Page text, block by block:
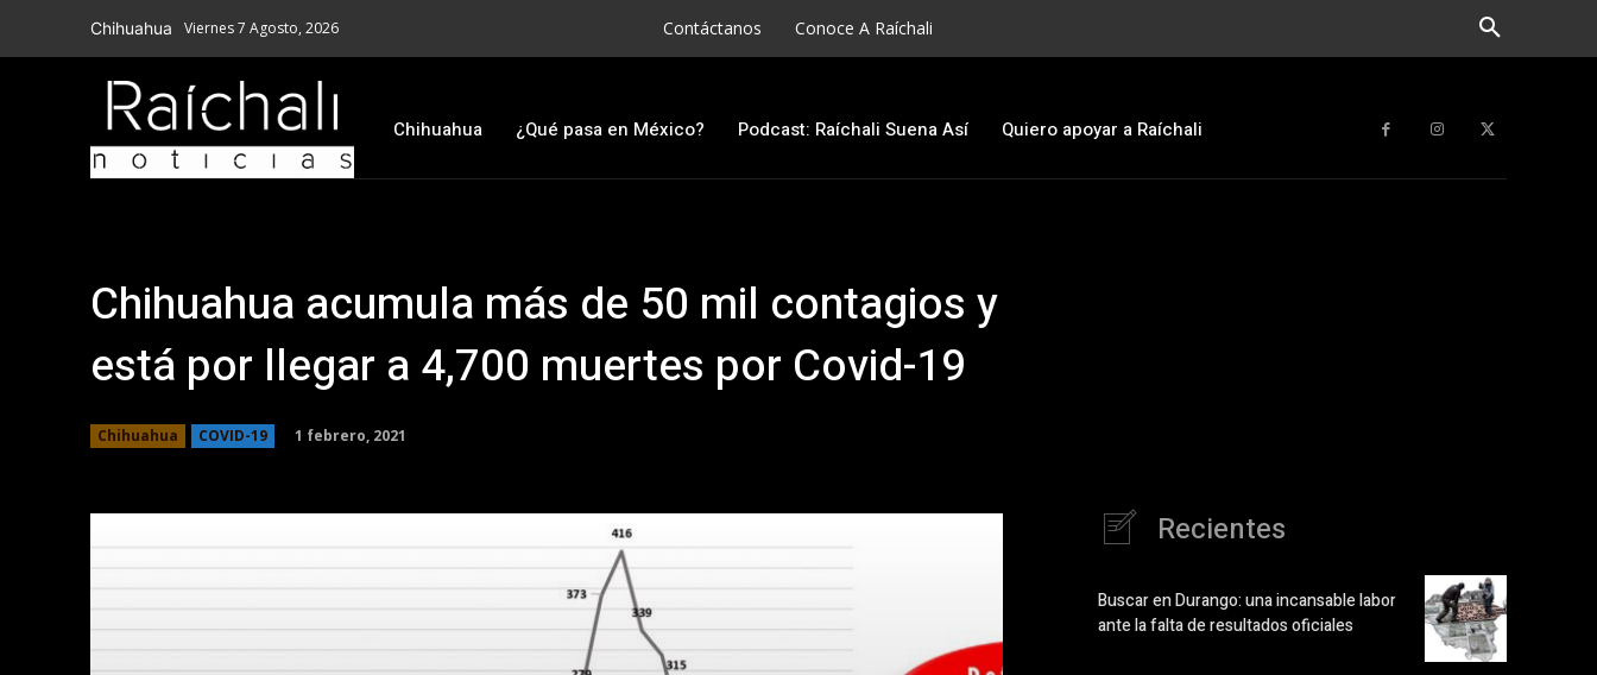
Chihuahua Viernes 7 Agosto, 2026 Contáctanos Conoce A Raíchali
Chihuahua ¿Qué pasa en México? Podcast: Raíchali Suena Así Quiero apoyar a Raíchali
Chihuahua acumula más de 50 mil contagios y
está por llegar a 4,700 muertes por Covid-19
Chihuahua COVID-19 1 febrero, 2021
Recientes
Buscar en Durango: una incansable labor
ante la falta de resultados oficiales